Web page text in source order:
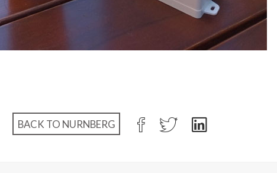
BACK TO NURNBERG